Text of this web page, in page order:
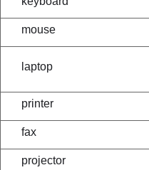
mouse
laptop
printer
fax
projector